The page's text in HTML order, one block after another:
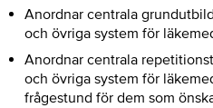
Anordnar centrala
och övriga system för
Anordnar centrala
och övriga system för
frågestund för dem som